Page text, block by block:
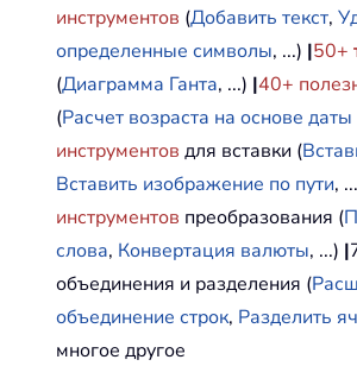
инструментов (Добавить текст,
определенные символы, ...) |50+
(Диаграмма Ганта, ...) |40+
(Расчет возраста на основе
инструментов для вставки (
Вставить изображение по пути,
инструментов преобразования (
слова, Конвертация валюты, ...) |
объединения и разделения (
объединение строк, Разделить
многое другое